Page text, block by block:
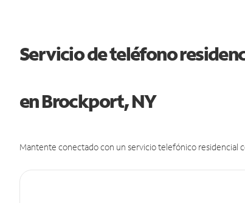
Servicio de teléfono
en Brockport, NY
Mantente conectado con un servicio telefónico residencial